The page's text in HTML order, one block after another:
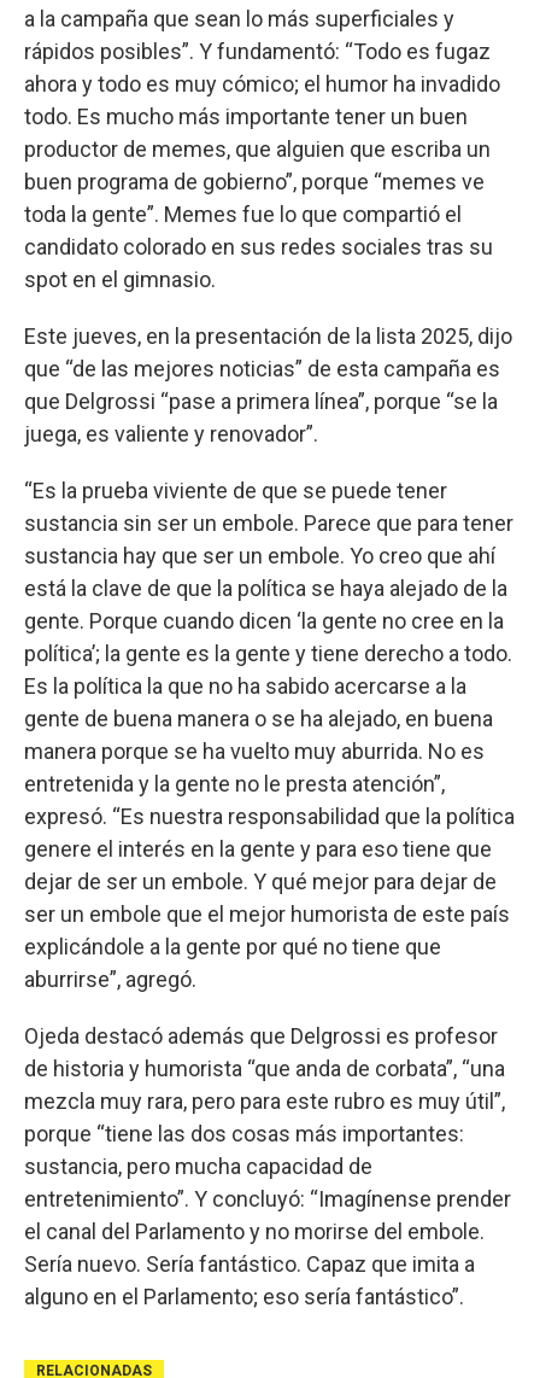
a la campaña que sean lo más superficiales y
rápidos posibles”. Y fundamentó: “Todo es fugaz
ahora y todo es muy cómico; el humor ha invadido
todo. Es mucho más importante tener un buen
productor de memes, que alguien que escriba un
buen programa de gobierno”, porque “memes ve
toda la gente”. Memes fue lo que compartió el
candidato colorado en sus redes sociales tras su
spot en el gimnasio.
Este jueves, en la presentación de la lista 2025, dijo
que “de las mejores noticias” de esta campaña es
que Delgrossi “pase a primera línea”, porque “se la
juega, es valiente y renovador”.
“Es la prueba viviente de que se puede tener
sustancia sin ser un embole. Parece que para tener
sustancia hay que ser un embole. Yo creo que ahí
está la clave de que la política se haya alejado de la
gente. Porque cuando dicen ‘la gente no cree en la
política’; la gente es la gente y tiene derecho a todo.
Es la política la que no ha sabido acercarse a la
gente de buena manera o se ha alejado, en buena
manera porque se ha vuelto muy aburrida. No es
entretenida y la gente no le presta atención”,
expresó. “Es nuestra responsabilidad que la política
genere el interés en la gente y para eso tiene que
dejar de ser un embole. Y qué mejor para dejar de
ser un embole que el mejor humorista de este país
explicándole a la gente por qué no tiene que
aburrirse”, agregó.
Ojeda destacó además que Delgrossi es profesor
de historia y humorista “que anda de corbata”, “una
mezcla muy rara, pero para este rubro es muy útil”,
porque “tiene las dos cosas más importantes:
sustancia, pero mucha capacidad de
entretenimiento”. Y concluyó: “Imagínense prender
el canal del Parlamento y no morirse del embole.
Sería nuevo. Sería fantástico. Capaz que imita a
alguno en el Parlamento; eso sería fantástico”.
RELACIONADAS